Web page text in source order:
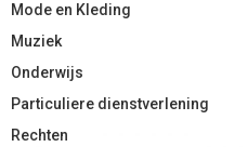
Mode en Kleding
Muziek
Onderwijs
Particuliere dienstverlening
Rechten